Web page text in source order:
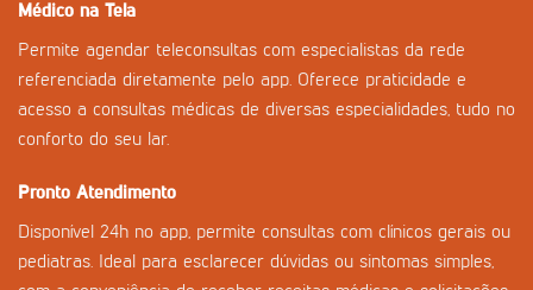
Médico na Tela
Permite agendar teleconsultas com especialistas da rede
referenciada diretamente pelo app. Oferece praticidade e
acesso a consultas médicas de diversas especialidades, tudo no
conforto do seu lar.
Pronto Atendimento
Disponível 24h no app, permite consultas com clínicos gerais ou
pediatras. Ideal para esclarecer dúvidas ou sintomas simples,